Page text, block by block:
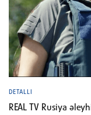
DETALLI
REAL TV Rusiya